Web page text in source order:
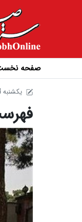
صفحه
1405 يکشنبه 14 تير